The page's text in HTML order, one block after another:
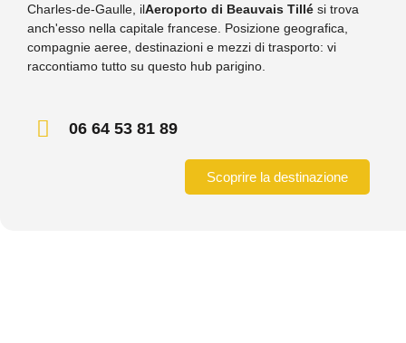
Charles-de-Gaulle, ilAeroporto di Beauvais Tillé si trova
anch'esso nella capitale francese. Posizione geografica,
compagnie aeree, destinazioni e mezzi di trasporto: vi
raccontiamo tutto su questo hub parigino.
06 64 53 81 89
Scoprire la destinazione